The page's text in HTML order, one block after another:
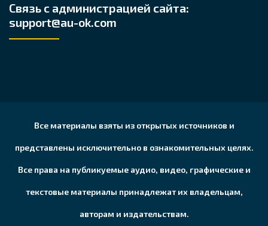
Связь с администрацией сайта:
support@au-ok.com
Все материалы взяты из открытых источников и
представлены исключительно в ознакомительных целях.
Все права на публикуемые аудио, видео, графические и
текстовые материалы принадлежат их владельцам,
авторам и издательствам.